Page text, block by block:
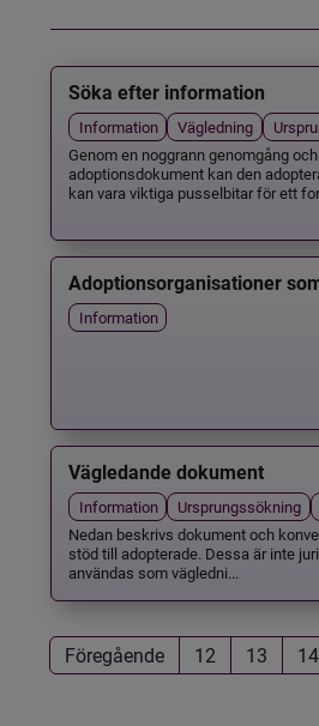
Söka efter information
Information Vägledning
Genom en noggrann genomgång
adoptionsdokument kan den
kan vara viktiga pusselbitar för ett
Adoptionsorganisationer
Information
Vägledande dokument
Information Ursprungssökning
Nedan beskrivs dokument och
stöd till adopterade. Dessa är inte
användas som vägledni...
Föregående 12 13 14